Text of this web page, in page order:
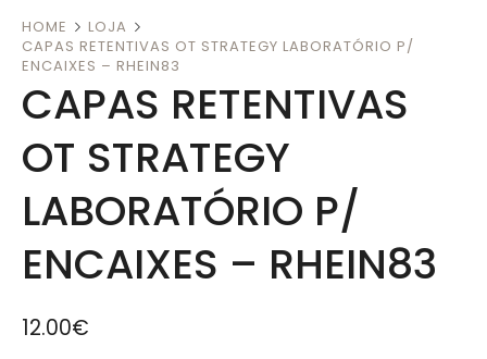
HOME
LOJA
CAPAS RETENTIVAS OT STRATEGY LABORATÓRIO P/
ENCAIXES – RHEIN83
CAPAS RETENTIVAS
OT STRATEGY
LABORATÓRIO P/
ENCAIXES – RHEIN83
12.00€